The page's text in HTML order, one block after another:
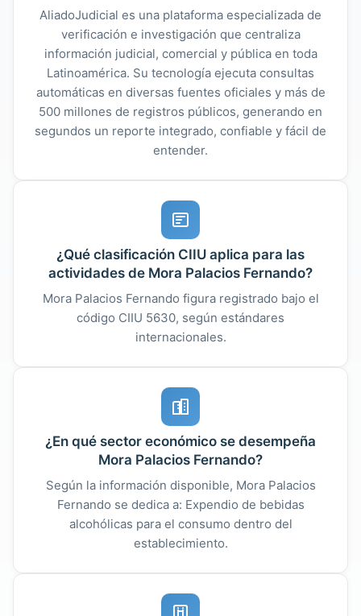
AliadoJudicial es una plataforma especializada de
verificación e investigación que centraliza
información judicial, comercial y pública en toda
Latinoamérica. Su tecnología ejecuta consultas
automáticas en diversas fuentes oficiales y más de
500 millones de registros públicos, generando en
segundos un reporte integrado, confiable y fácil de
entender.
¿Qué clasificación CIIU aplica para las
actividades de Mora Palacios Fernando?
Mora Palacios Fernando figura registrado bajo el
código CIIU 5630, según estándares
internacionales.
¿En qué sector económico se desempeña
Mora Palacios Fernando?
Según la información disponible, Mora Palacios
Fernando se dedica a: Expendio de bebidas
alcohólicas para el consumo dentro del
establecimiento.